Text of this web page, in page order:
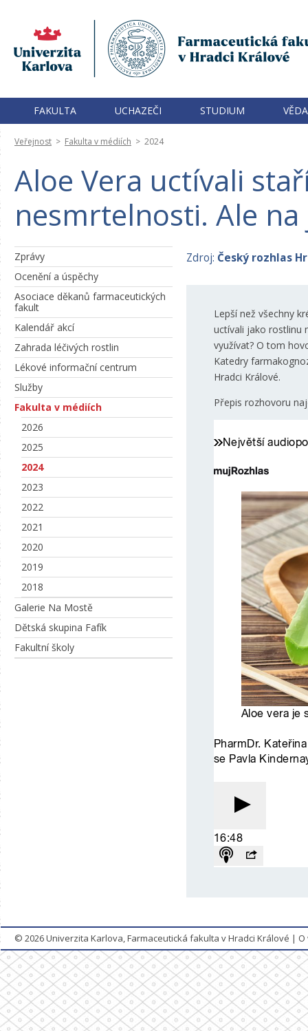
FAKULTA UCHAZEČI STUDIUM
Veřejnost > Fakulta v médiích > 2024
Aloe Vera uctívali
nesmrtelnosti. Ale
Zprávy
Ocenění a úspěchy
Asociace děkanů farmaceutických
fakult
Kalendář akcí
Zahrada léčivých rostlin
Lékové informační centrum
Služby
Fakulta v médiích
2026
2025
2024
2023
2022
2021
2020
2019
2018
Galerie Na Mostě
Dětská skupina Fafík
Fakultní školy
Zdroj: Český rozhlas
Lepší než všechny
uctívali jako rostlinu
využívat? O tom
Katedry
Hradci Králové.
Přepis rozhovoru
© 2026Univerzita Karlova, Farmaceutická fakulta v Hradci Králové |